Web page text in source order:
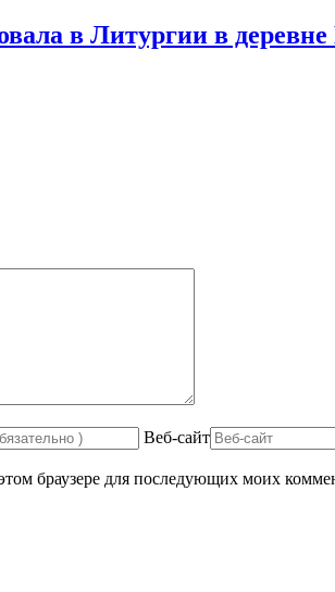
в Литургии в
Веб-сайт
браузере для последующих моих